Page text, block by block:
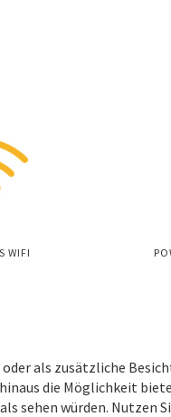
WIFI
oder als zusätzliche
die Möglichkeit
sehen würden. Nutzen